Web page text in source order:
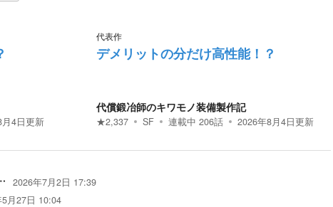
4日更新
代表作
デメリットの分だけ高性能！？
代償鍛冶師のキワモノ装備製作記
★2,337 SF 連載中 206話 2026年8月4日更新
2026年7月2日 17:39
月27日 10:04